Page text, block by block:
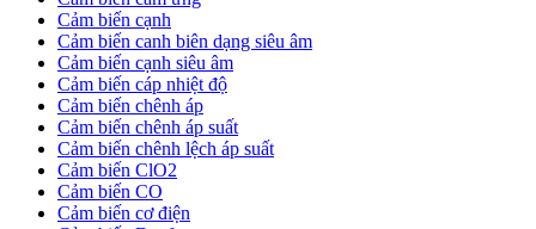
Cảm biến cạnh
Cảm biến canh biên dạng siêu âm
Cảm biến cạnh siêu âm
Cảm biến cáp nhiệt độ
Cảm biến chênh áp
Cảm biến chênh áp suất
Cảm biến chênh lệch áp suất
Cảm biến ClO2
Cảm biến CO
Cảm biến cơ điện